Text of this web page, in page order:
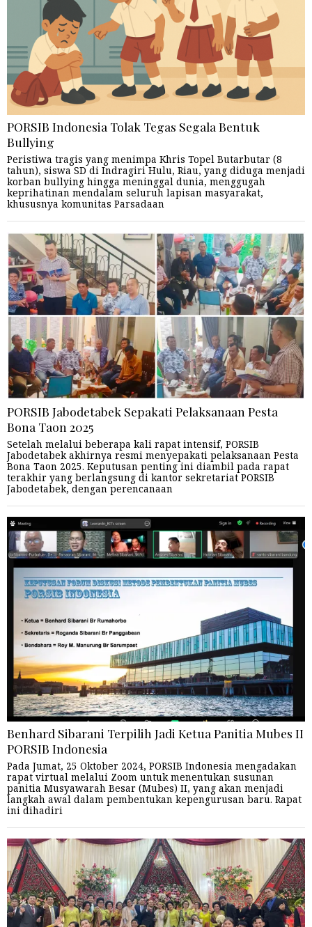
PORSIB Indonesia Tolak Tegas Segala Bentuk
Bullying
Peristiwa tragis yang menimpa Khris Topel Butarbutar (8
tahun), siswa SD di Indragiri Hulu, Riau, yang diduga menjadi
korban bullying hingga meninggal dunia, menggugah
keprihatinan mendalam seluruh lapisan masyarakat,
khususnya komunitas Parsadaan
PORSIB Jabodetabek Sepakati Pelaksanaan Pesta
Bona Taon 2025
Setelah melalui beberapa kali rapat intensif, PORSIB
Jabodetabek akhirnya resmi menyepakati pelaksanaan Pesta
Bona Taon 2025. Keputusan penting ini diambil pada rapat
terakhir yang berlangsung di kantor sekretariat PORSIB
Jabodetabek, dengan perencanaan
Benhard Sibarani Terpilih Jadi Ketua Panitia Mubes II
PORSIB Indonesia
Pada Jumat, 25 Oktober 2024, PORSIB Indonesia mengadakan
rapat virtual melalui Zoom untuk menentukan susunan
panitia Musyawarah Besar (Mubes) II, yang akan menjadi
langkah awal dalam pembentukan kepengurusan baru. Rapat
ini dihadiri